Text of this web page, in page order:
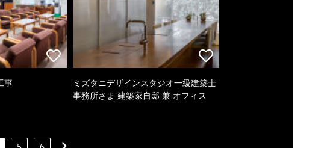
事
ミズタニデザインスタジオ一級建築士
事務所さま 建築家自邸 兼 オフィス